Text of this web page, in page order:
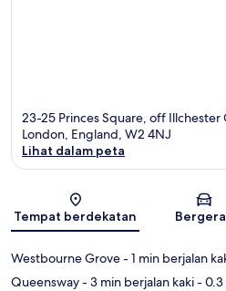
23-25 Princes Square, off Illchester
London, England, W2 4NJ
Lihat dalam peta
Tempat berdekatan
Westbourne Grove- 1 min berjalan
Queensway- 3 min berjalan kaki- 0.3